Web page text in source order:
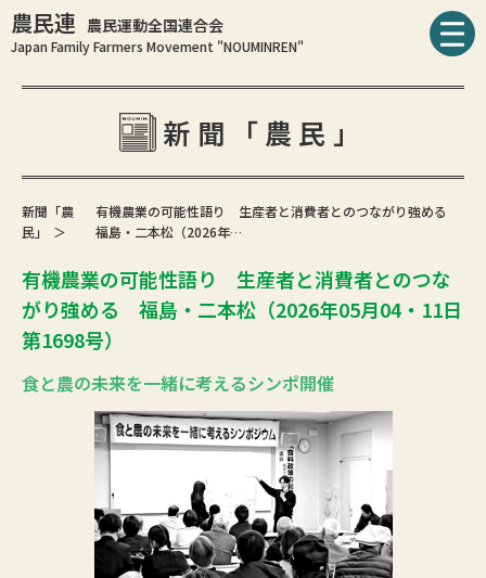
農民連 農民運動全国連合会
Japan Family Farmers Movement "NOUMINREN"
新聞「農民」
新聞「農
民」
有機農業の可能性語り 生産者と消費者とのつながり強める
福島・二本松（2026年…
有機農業の可能性語り 生産者と消費者とのつな
がり強める 福島・二本松（2026年05月04・11日
第1698号）
食と農の未来を一緒に考えるシンポ開催